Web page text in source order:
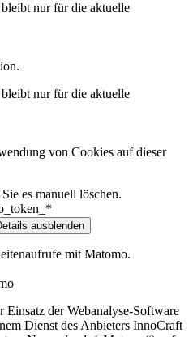
nur für die aktuelle
nur für die aktuelle
von Cookies auf dieser
es manuell löschen.
ausblenden
mit Matomo.
Einsatz der Webanalyse-Software
Dienst des Anbieters InnoCraft